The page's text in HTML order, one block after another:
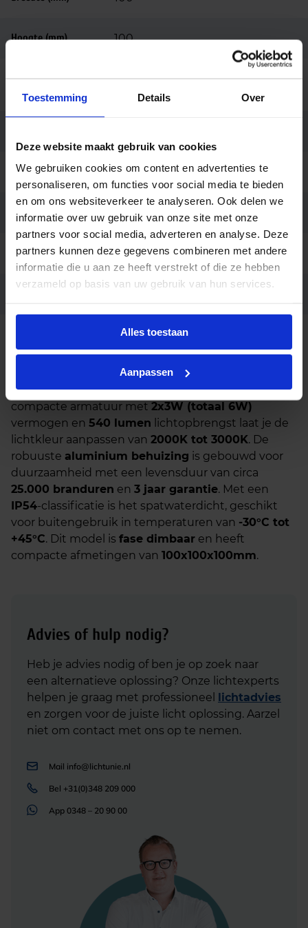
Toestemming Details Over
Deze website maakt gebruik van cookies
We gebruiken cookies om content en advertenties te
personaliseren, om functies voor social media te bieden
en om ons websiteverkeer te analyseren. Ook delen we
informatie over uw gebruik van onze site met onze
partners voor social media, adverteren en analyse. Deze
partners kunnen deze gegevens combineren met andere
informatie die u aan ze heeft verstrekt of die ze hebben
verzameld op basis van uw gebruik van hun services.
Alles toestaan
Aanpassen
Hoogte (mm) 100
Bedrijfstemperatu
Kleur Zwart
Montage Opbouw
Garantie 3 jaar
LU154136
Beschrijving
Cube LED Opbouw Up-Down
biedt dynamische sfeerverlichting voor je gevel. Dit
compacte armatuur met 2x3W (totaal 6W)
vermogen en 540 lumen lichtopbrengst laat je de
lichtkleur aanpassen van 2000K tot 3000K. De
robuuste aluminium behuizing is gebouwd voor
duurzaamheid met een levensduur van circa
25.000 branduren en 3 jaar garantie. Met een
IP54-classificatie is het spatwaterdicht, geschikt
voor buitengebruik in temperaturen van -30°C tot
+45°C. Dit model is fase dimbaar en heeft
compacte afmetingen van 100x100x100mm.
Advies of hulp nodig?
Heb je advies nodig of ben je op zoek naar
een alternatieve oplossing? Onze lichtexperts
helpen je graag met professioneel lichtadvies
en zorgen voor de juiste licht oplossing. Aarzel
niet om contact met ons op te nemen.
Mail info@lichtunie.nl
Bel +31(0)348 209 000
App 0348 – 20 90 00